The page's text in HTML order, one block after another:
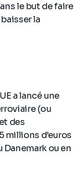
le but de faire
la
a lancé une
(ou
des
millions d’euros
ou en